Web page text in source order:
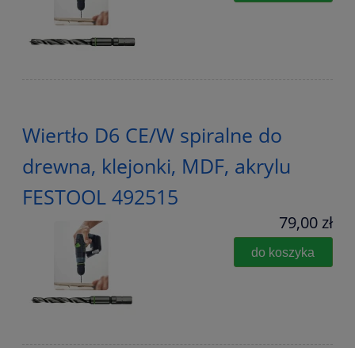
Wiertło D6 CE/W spiralne do
drewna, klejonki, MDF, akrylu
FESTOOL 492515
79,00 zł
do koszyka